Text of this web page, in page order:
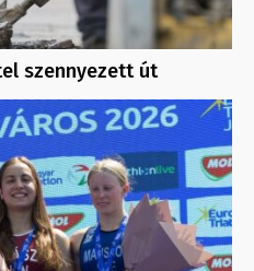
szennyezett út